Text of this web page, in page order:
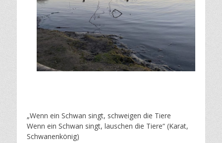
„Wenn ein Schwan singt, schweigen die Tiere
Wenn ein Schwan singt, lauschen die Tiere“ (Karat,
Schwanenkönig)